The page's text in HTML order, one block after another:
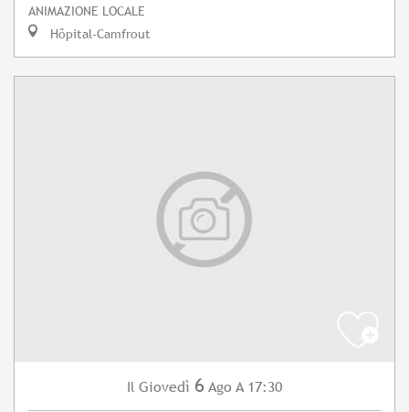
ANIMAZIONE LOCALE
Hôpital-Camfrout
Il Giovedì 6 Ago A 17:30